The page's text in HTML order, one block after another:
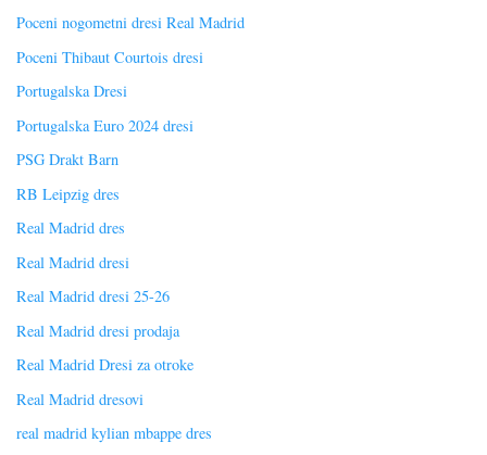
Poceni nogometni dresi Real Madrid
Poceni Thibaut Courtois dresi
Portugalska Dresi
Portugalska Euro 2024 dresi
PSG Drakt Barn
RB Leipzig dres
Real Madrid dres
Real Madrid dresi
Real Madrid dresi 25-26
Real Madrid dresi prodaja
Real Madrid Dresi za otroke
Real Madrid dresovi
real madrid kylian mbappe dres